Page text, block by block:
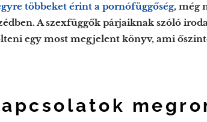
többeket érint a pornófüggőség, még
A szexfüggők párjaiknak szóló
egy most megjelent könyv, ami